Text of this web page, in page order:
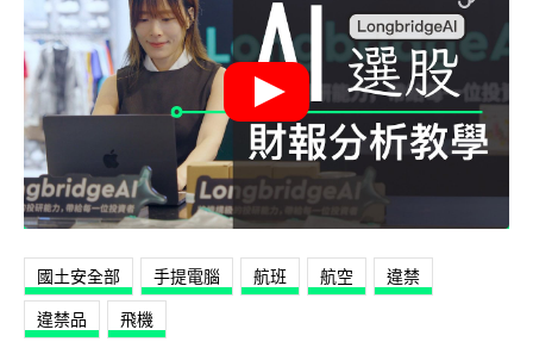
國土安全部 手提電腦 航班 航空
違禁
違禁品
飛機